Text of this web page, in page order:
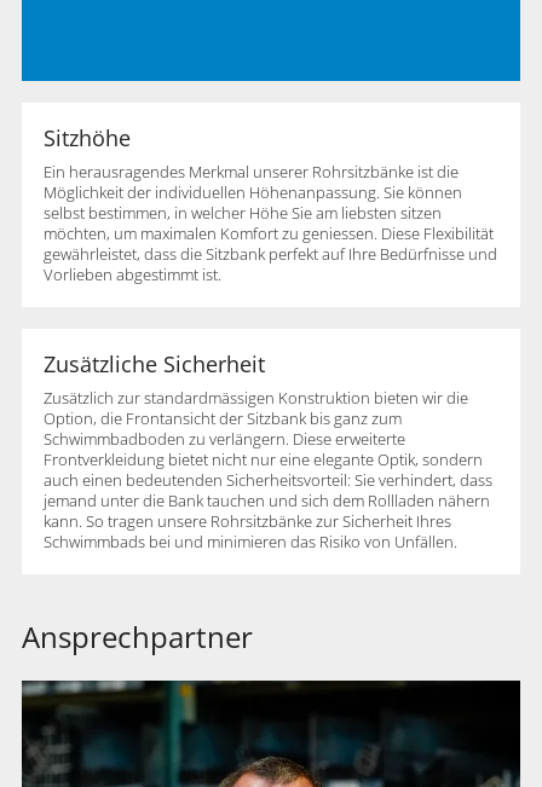
Sitzhöhe
Ein herausragendes Merkmal unserer Rohrsitzbänke ist die
Möglichkeit der individuellen Höhenanpassung. Sie können
selbst bestimmen, in welcher Höhe Sie am liebsten sitzen
möchten, um maximalen Komfort zu geniessen. Diese Flexibilität
gewährleistet, dass die Sitzbank perfekt auf Ihre Bedürfnisse und
Vorlieben abgestimmt ist.
Zusätzliche Sicherheit
Zusätzlich zur standardmässigen Konstruktion bieten wir die
Option, die Frontansicht der Sitzbank bis ganz zum
Schwimmbadboden zu verlängern. Diese erweiterte
Frontverkleidung bietet nicht nur eine elegante Optik, sondern
auch einen bedeutenden Sicherheitsvorteil: Sie verhindert, dass
jemand unter die Bank tauchen und sich dem Rollladen nähern
kann. So tragen unsere Rohrsitzbänke zur Sicherheit Ihres
Schwimmbads bei und minimieren das Risiko von Unfällen.
Ansprechpartner